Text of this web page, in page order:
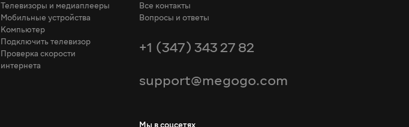
Телевизоры и медиаплееры
Мобильные устройства
Компьютер
Подключить телевизор
Проверка скорости
интернета
Все контакты
Вопросы и ответы
+1 (347) 343 27 82
support@megogo.com